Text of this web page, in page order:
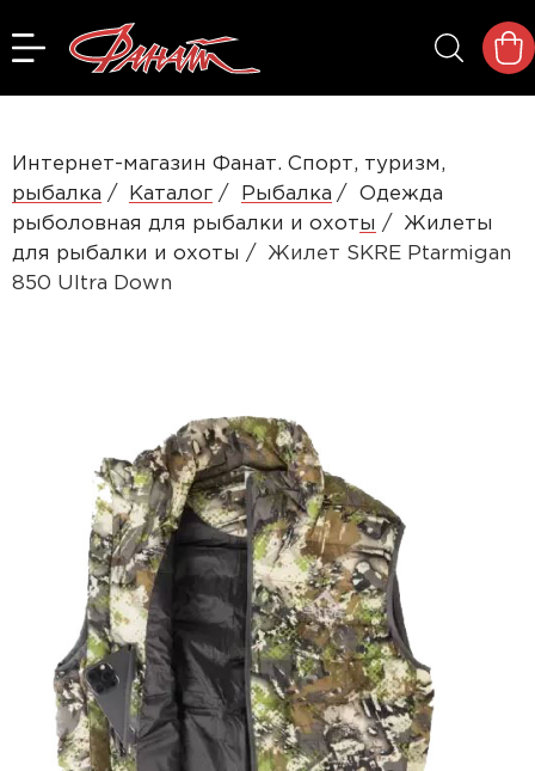
Интернет-магазин Фанат. Спорт, туризм,
рыбалка
Каталог Рыбалка
Одежда
рыболовная для рыбалки и охоты
Жилеты
для рыбалки и охоты
Жилет SKRE Ptarmigan
850 Ultra Down